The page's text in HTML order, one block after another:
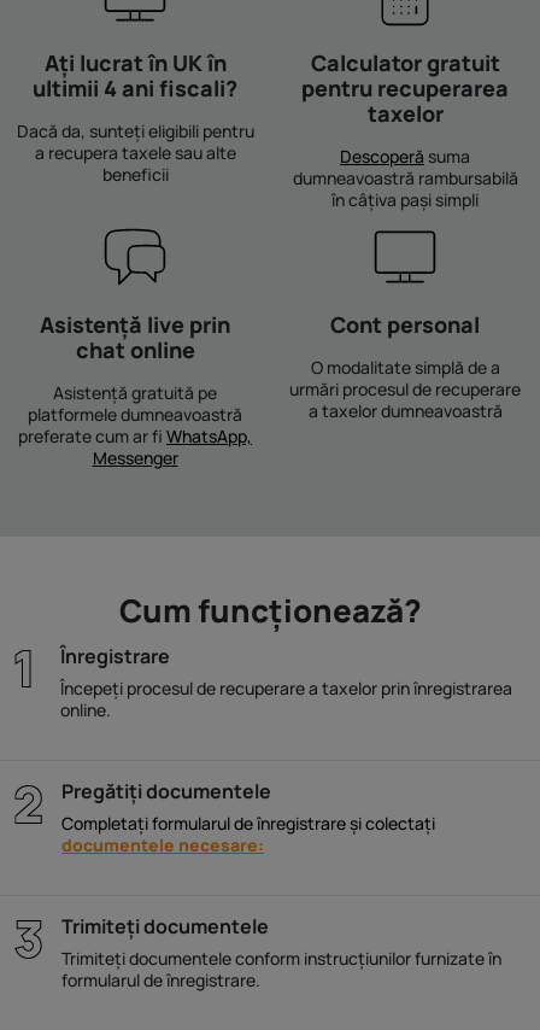
Ați lucrat în UK în
ultimii 4 ani fiscali?
Dacă da, sunteți eligibili pentru
a recupera taxele sau alte
beneficii
Calculator gratuit
pentru recuperarea
taxelor
Descoperă suma
dumneavoastră rambursabilă
în câțiva pași simpli
Asistență live prin
chat online
Asistență gratuită pe
platformele dumneavoastră
preferate cum ar fi WhatsApp,
Messenger
Cont personal
O modalitate simplă de a
urmări procesul de recuperare
a taxelor dumneavoastră
Cum funcționează?
Înregistrare
Începeți procesul de recuperare a taxelor prin înregistrarea
online.
Pregătiți documentele
Completați formularul de înregistrare și colectați
documentele necesare:
Trimiteți documentele
Trimiteți documentele conform instrucțiunilor furnizate în
formularul de înregistrare.